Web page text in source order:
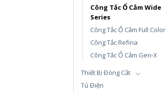
Công Tắc Ổ Cắm Wide
Series
Công Tắc Ổ Cắm Full Color
Công Tắc Refina
Công Tắc Ổ Cắm Gen-X
Thiết Bị Đóng Cắt
Tủ Điện